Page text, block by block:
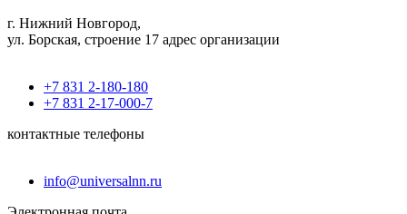
г. Нижний Новгород,
ул. Борская, строение 17 адрес организации
+7 831 2-180-180
+7 831 2-17-000-7
контактные телефоны
info@universalnn.ru